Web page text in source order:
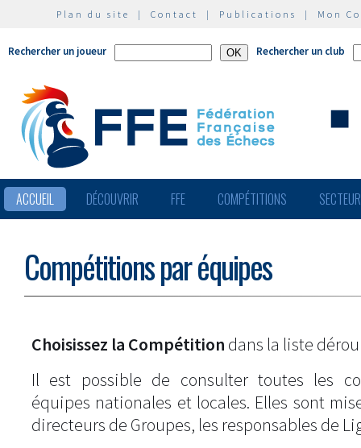
Plan du site | Contact | Publications | Mon
Rechercher un joueur Rechercher un club
ACCUEIL DÉCOUVRIR FFE COMPÉTITIONS
Compétitions par équipes
Choisissez la Compétition dans la liste
Il est possible de consulter toutes les
équipes nationales et locales. Elles sont
directeurs de Groupes, les responsables de